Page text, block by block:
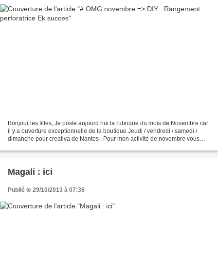
Bonjour les filles, Je poste aujourd hui la rubrique du mois de Novembre car
il y a ouverture exceptionnelle de la boutique Jeudi / vendredi / samedi /
dimanche pour creativa de Nantes . Pour mon activité de novembre vous
Magali : ici
Publié le 29/10/2013 à 07:38